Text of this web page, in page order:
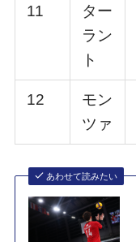
11
ター
ラン
ト
12
モン
ツァ
あわせて読みたい